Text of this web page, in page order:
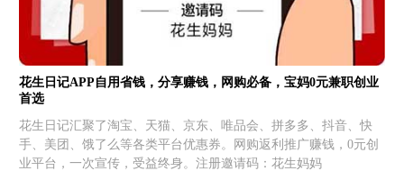
花生日记APP自用省钱，分享赚钱，网购必备，宝妈0元兼职创业
首选
花生日记汇聚了淘宝、天猫、京东、唯品会、拼多多、抖音、快
手、美团、饿了么等各类平台优惠券。网购返利推广赚钱，0元创
业平台，一次宣传，受益终身。注册邀请码：花生妈妈